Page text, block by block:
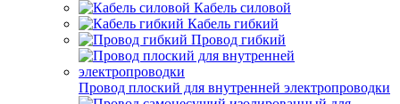
Кабель силовой
Кабель гибкий
Провод гибкий
Провод плоский для внутренней электропроводки